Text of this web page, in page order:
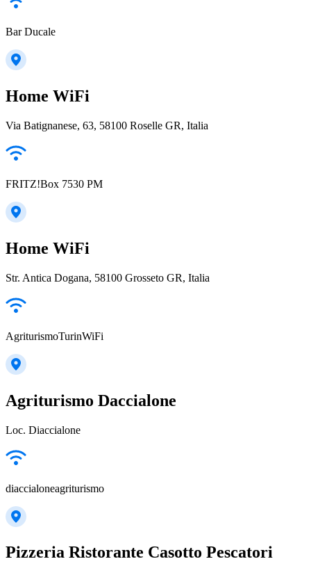
Bar Ducale
Home WiFi
Via Batignanese, 63, 58100 Roselle GR, Italia
FRITZ!Box 7530 PM
Home WiFi
Str. Antica Dogana, 58100 Grosseto GR, Italia
AgriturismoTurinWiFi
Agriturismo Daccialone
Loc. Diaccialone
diaccialoneagriturismo
Pizzeria Ristorante Casotto Pescatori